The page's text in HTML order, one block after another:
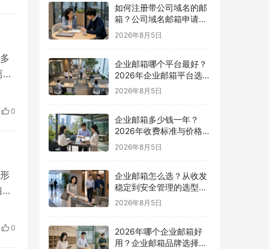
0
0
如何注册带公司域名的邮
箱？公司域名邮箱申请与
配置指南
2026年8月5日
企业邮箱哪个平台最好？
2026年企业邮箱平台选择
指南
2026年8月5日
企业邮箱多少钱一年？
2026年收费标准与价格计
算指南
2026年8月5日
企业邮箱怎么选？从收发
稳定到安全管理的选型指
南
2026年8月5日
2026年哪个企业邮箱好
用？企业邮箱品牌选择指